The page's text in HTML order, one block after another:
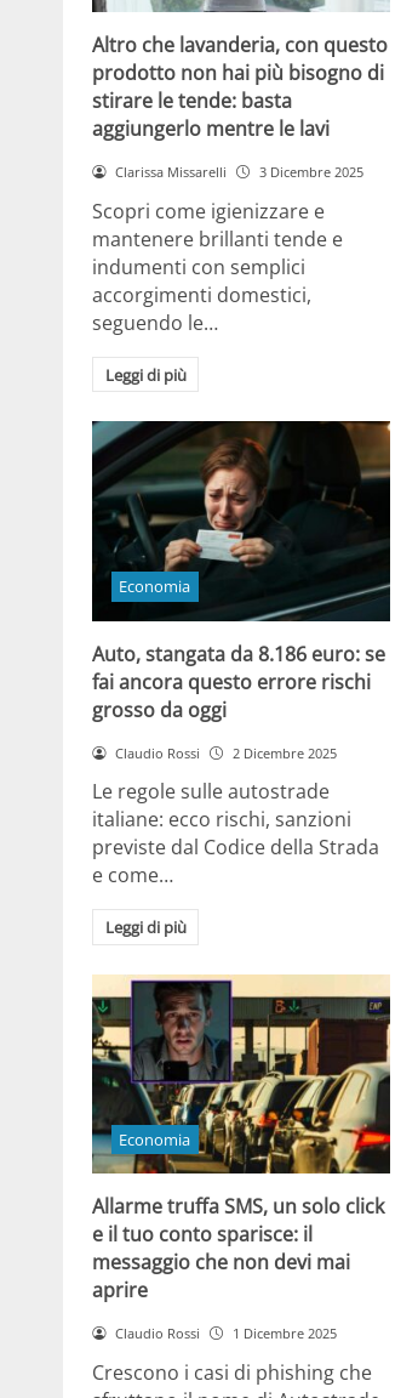
Altro che lavanderia, con questo
prodotto non hai più bisogno di
stirare le tende: basta
aggiungerlo mentre le lavi
Clarissa Missarelli 3 Dicembre 2025
Scopri come igienizzare e
mantenere brillanti tende e
indumenti con semplici
accorgimenti domestici,
seguendo le…
Leggi di più
Economia
Auto, stangata da 8.186 euro: se
fai ancora questo errore rischi
grosso da oggi
Claudio Rossi 2 Dicembre 2025
Le regole sulle autostrade
italiane: ecco rischi, sanzioni
previste dal Codice della Strada
e come…
Leggi di più
Economia
Allarme truffa SMS, un solo click
e il tuo conto sparisce: il
messaggio che non devi mai
aprire
Claudio Rossi 1 Dicembre 2025
Crescono i casi di phishing che